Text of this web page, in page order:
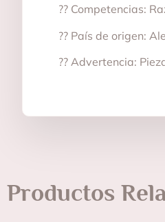
?? Competencias:
?? País de origen:
?? Advertencia:
Productos